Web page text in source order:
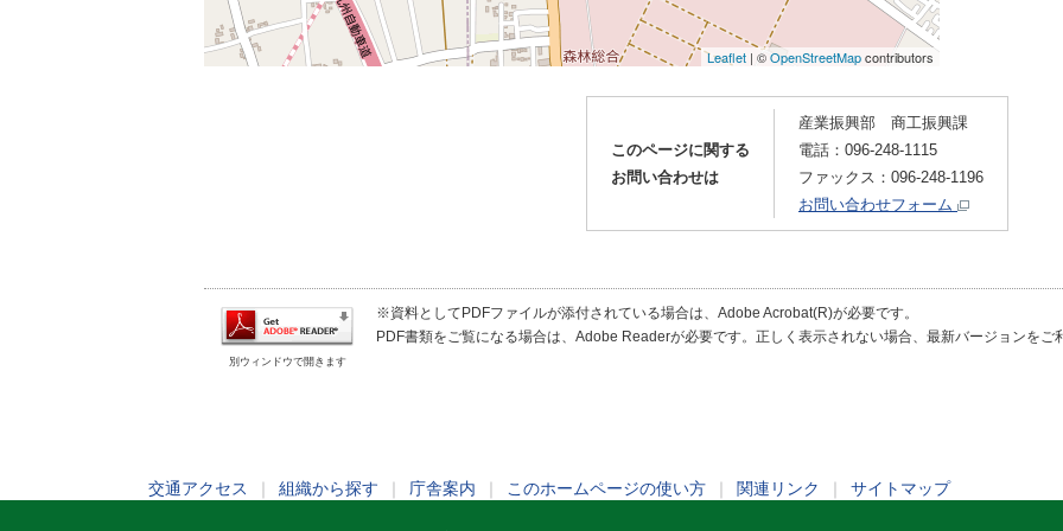
このページに関する
お問い合わせは
産業振興部 商工振興課
電話：096-248-1115
ファックス：096-248-1196
お問い合わせフォーム
別ウィンドウで開きます
※資料としてPDFファイルが添付されている場合は、Adobe Acrobat(R)が必要です。
PDF書類をご覧になる場合は、Adobe Readerが必要です。正しく表示されない場合、最新バージョンをご
交通アクセス 組織から探す 庁舎案内 このホームページの使い方 関連リンク サイトマップ